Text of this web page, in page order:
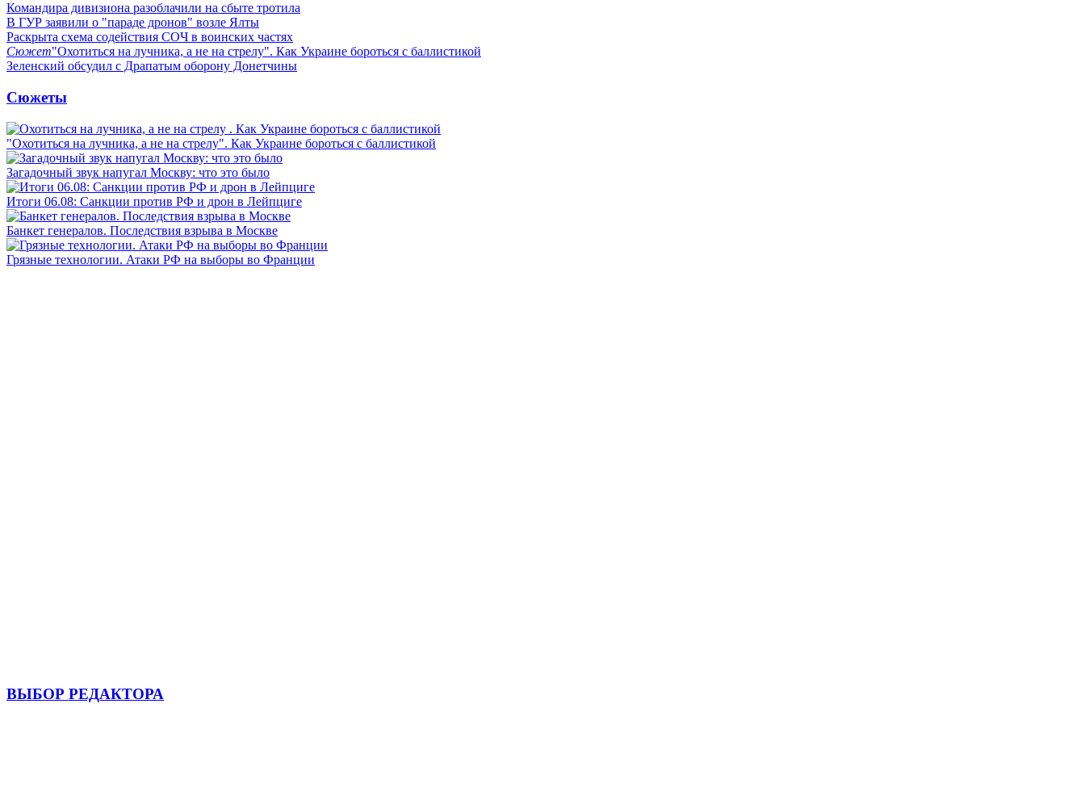
Командира дивизиона разоблачили на сбыте тротила
В ГУР заявили о "параде дронов" возле Ялты
Раскрыта схема содействия СОЧ в воинских частях
Сюжет"Охотиться на лучника, а не на стрелу". Как Украине бороться с баллистикой
Зеленский обсудил с Драпатым оборону Донетчины
Сюжеты
"Охотиться на лучника, а не на стрелу". Как Украине бороться с баллистикой
Загадочный звук напугал Москву: что это было
Итоги 06.08: Санкции против РФ и дрон в Лейпциге
Банкет генералов. Последствия взрыва в Москве
Грязные технологии. Атаки РФ на выборы во Франции
ВЫБОР РЕДАКТОРА